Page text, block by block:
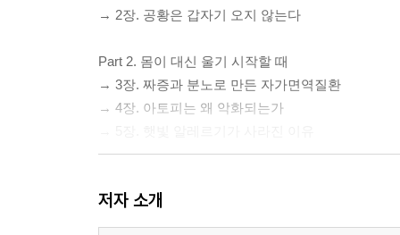
→ 2장. 공황은 갑자기 오지 않는다
Part 2. 몸이 대신 울기 시작할 때
→ 3장. 짜증과 분노로 만든 자가면역질환
→ 4장. 아토피는 왜 악화되는가
→ 6장. 절단된 다리의 통증은 왜 계속되는가
→ 7장. 폭식과 비만, 그리고 두 마리 고양이
저자 소개